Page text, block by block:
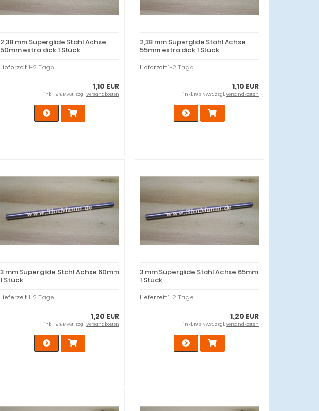
2,38 mm Superglide Stahl Achse
50mm extra dick 1 Stück
Lieferzeit:1-2 Tage
1,10 EUR
inkl. 19 % MwSt. zzgl.Versandkosten
2,38 mm Superglide Stahl Achse
55mm extra dick 1 Stück
Lieferzeit:1-2 Tage
1,10 EUR
inkl. 19 % MwSt. zzgl.Versandkosten
3 mm Superglide Stahl Achse 60mm
1 Stück
Lieferzeit:1-2 Tage
1,20 EUR
inkl. 19 % MwSt. zzgl.Versandkosten
3 mm Superglide Stahl Achse 65mm
1 Stück
Lieferzeit:1-2 Tage
1,20 EUR
inkl. 19 % MwSt. zzgl.Versandkosten